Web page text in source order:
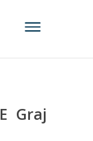
Graj